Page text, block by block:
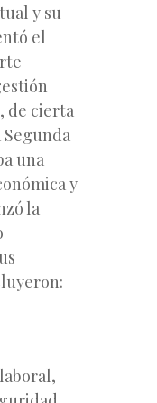
y su
el
de cierta
Segunda
una
y
la